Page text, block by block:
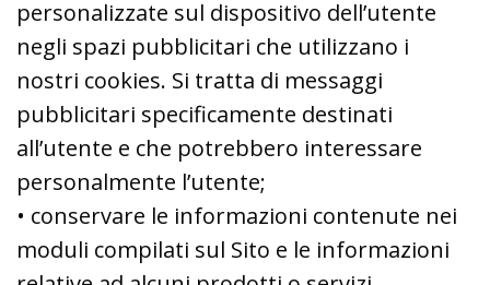
personalizzate sul dispositivo dell’utente
negli spazi pubblicitari che utilizzano i
nostri cookies. Si tratta di messaggi
pubblicitari specificamente destinati
all’utente e che potrebbero interessare
personalmente l’utente;
• conservare le informazioni contenute nei
moduli compilati sul Sito e le informazioni